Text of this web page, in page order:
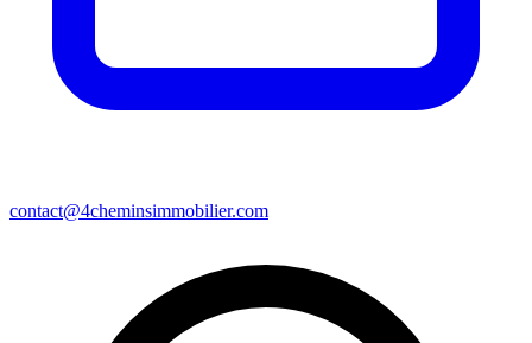
contact@4cheminsimmobilier.com